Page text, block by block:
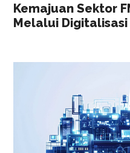
Kemajuan Sektor
Melalui Digitalisasi